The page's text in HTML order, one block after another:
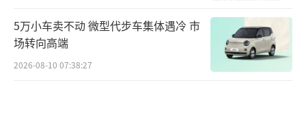
5万小车卖不动 微型代步车集体遇冷 市
场转向高端
2026-08-10 07:38:27